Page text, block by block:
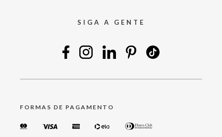
SIGA A GENTE
FORMAS DE PAGAMENTO